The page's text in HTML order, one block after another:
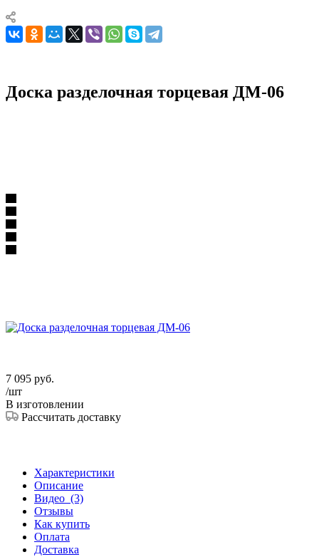
Доска разделочная торцевая ДМ-06
7 095 руб.
/шт
В изготовлении
Рассчитать доставку
Характеристики
Описание
Видео (3)
Отзывы
Как купить
Оплата
Доставка